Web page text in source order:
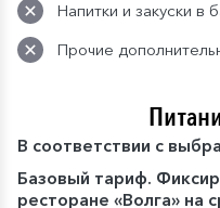
Напитки и закуски в
Прочие
В соответствии с
Базовый тариф.
ресторане «Волга» на